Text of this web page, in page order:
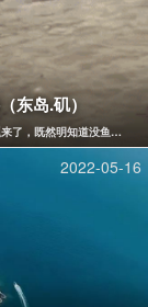
东岛.矶）
了，既然明知道没鱼还花
2022-05-16